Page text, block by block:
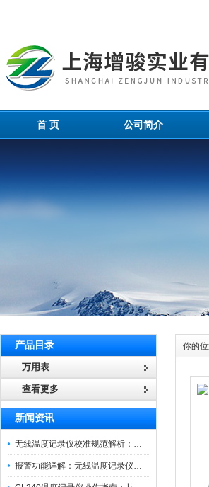
首 页 公司简介
产品目录
万用表
查看更多
新闻资讯
无线温度记录仪校准规范解析：从多点比对到不确定度评定的实操流程
报警功能详解：无线温度记录仪的阈值设定与通知机制
你的位